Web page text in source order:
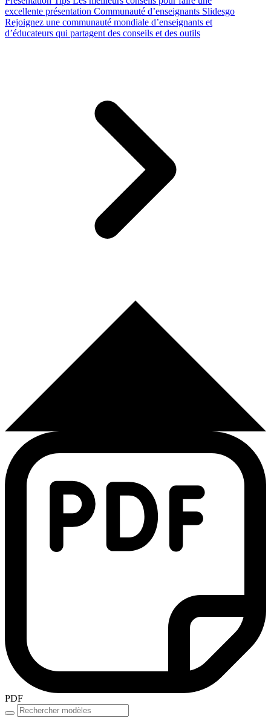
excellente présentation Communauté d’enseignants Slidesgo
Rejoignez une communauté mondiale d’enseignants et
d’éducateurs qui partagent des conseils et des outils
PDF